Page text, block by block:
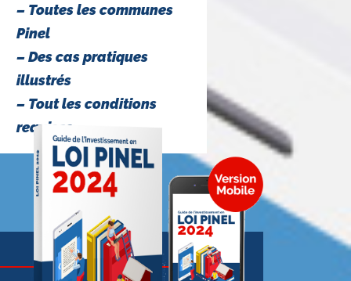
– Toutes les communes
Pinel
– Des cas pratiques
illustrés
– Tout les conditions
requises